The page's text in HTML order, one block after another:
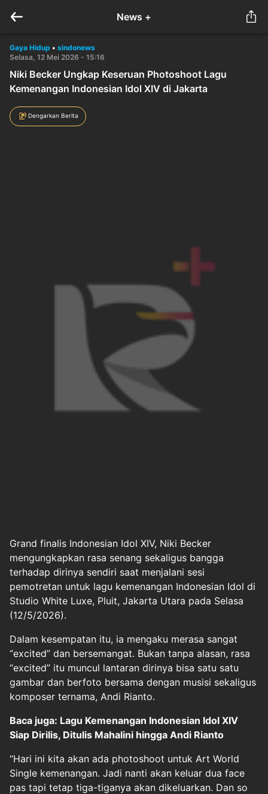
News +
Gaya Hidup • sindonews
Selasa, 12 Mei 2026 - 15:16
Niki Becker Ungkap Keseruan Photoshoot Lagu
Kemenangan Indonesian Idol XIV di Jakarta
Dengarkan Berita
Grand finalis Indonesian Idol XIV, Niki Becker
mengungkapkan rasa senang sekaligus bangga
terhadap dirinya sendiri saat menjalani sesi
pemotretan untuk lagu kemenangan Indonesian Idol di
Studio White Luxe, Pluit, Jakarta Utara pada Selasa
(12/5/2026).
Dalam kesempatan itu, ia mengaku merasa sangat
“excited” dan bersemangat. Bukan tanpa alasan, rasa
“excited” itu muncul lantaran dirinya bisa satu satu
gambar dan berfoto bersama dengan musisi sekaligus
komposer ternama, Andi Rianto.
Baca juga: Lagu Kemenangan Indonesian Idol XIV
Siap Dirilis, Ditulis Mahalini hingga Andi Rianto
“Hari ini kita akan ada photoshoot untuk Art World
Single kemenangan. Jadi nanti akan keluar dua face
pas tapi tetap tiga-tiganya akan dikeluarkan. Dan so